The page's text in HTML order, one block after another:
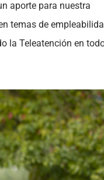
aporte para nuestra
temas de
la Teleatención en